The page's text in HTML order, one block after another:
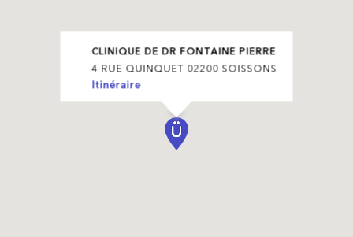
CLINIQUE DE DR FONTAINE PIERRE
4 RUE QUINQUET 02200 SOISSONS
Itinéraire